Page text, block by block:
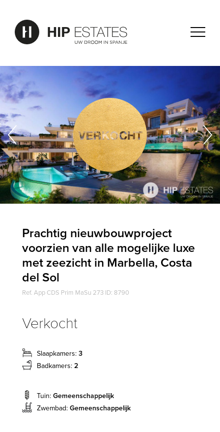
Prachtig nieuwbouwproject
voorzien van alle mogelijke luxe
met zeezicht in Marbella, Costa
del Sol
Ref. App CDS Prim MaSu 273 ID: 8790
Verkocht
Slaapkamers: 3
Badkamers: 2
Tuin: Gemeenschappelijk
Zwembad: Gemeenschappelijk